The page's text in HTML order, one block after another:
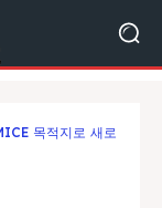
목적지로 새로